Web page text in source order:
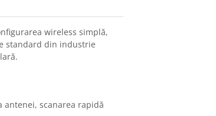
wireless simplă,
standard din industrie
antenei, scanarea rapidă